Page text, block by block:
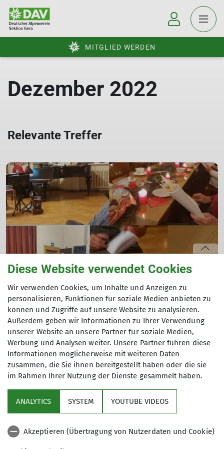
MITGLIED WERDEN
Dezember 2022
Relevante Treffer
325 - Sektion Gera 2022 Dezember 2022
Weihnachtsfeier im Lutherhaus Gera
Am 02.12. 2022 fand unsere diesjährige Weihnachtsfeier
im Lutherhaus Gera statt. Dank gilt hierfür Regina Sterna
und ihren Helfern welche dem Fest einen würdigen
Rahmen gaben. Da es an dem Tag frisch geschneit hatte
schmeckte der Glühwein und der Tee umsobesser. Ein
übergab uns sein Buch für unsere Bibliothek mit seiner
Andere Themen
325 - Sektion Gera Juni 2022 Klettern
Sektion
Aktuelles
Diese Website verwendet Cookies
Wir verwenden Cookies, um Inhalte und Anzeigen zu
personalisieren, Funktionen für soziale Medien anbieten zu
können und Zugriffe auf unsere Website zu analysieren.
Außerdem geben wir Informationen zu Ihrer Verwendung
unserer Website an unsere Partner für soziale Medien,
Werbung und Analysen weiter. Unsere Partner führen diese
Informationen möglicherweise mit weiteren Daten
zusammen, die Sie ihnen bereitgestellt haben oder die sie
im Rahmen Ihrer Nutzung der Dienste gesammelt haben.
ANALYTICS SYSTEM YOUTUBE VIDEOS
Akzeptieren (Übertragung von Nutzerdaten und Cookie)